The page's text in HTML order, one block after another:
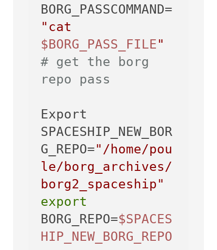
BORG_PASSCOMMAND=
$BORG_PASS_FILE "
# get the borg
repo pass
Export
SPACESHIP_NEW_BOR
G_REPO="/home/pou
le/borg_archives/
borg2_spaceship"
export
BORG_REPO=$SPACES
HIP_NEW_BORG_REPO